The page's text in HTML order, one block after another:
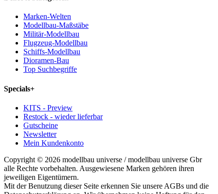
Marken-Welten
Modellbau-Maßstäbe
Militär-Modellbau
Flugzeug-Modellbau
Schiffs-Modellbau
Dioramen-Bau
Top Suchbegriffe
Specials+
KITS - Preview
Restock - wieder lieferbar
Gutscheine
Newsletter
Mein Kundenkonto
Copyright © 2026 modellbau universe / modellbau universe Gbr
alle Rechte vorbehalten. Ausgewiesene Marken gehören ihren
jeweiligen Eigentümern.
Mit der Benutzung dieser Seite erkennen Sie unsere AGBs und die